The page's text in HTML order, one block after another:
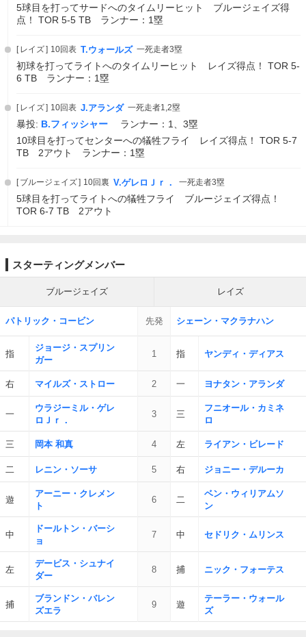
5球目を打ってサードへのタイムリーヒット ブルージェイズ得
点！ TOR 5-5 TB ランナー：1塁
レイズ 10回表 T.ウォールズ 一死走者3塁
初球を打ってライトへのタイムリーヒット レイズ得点！ TOR 5-
6 TB ランナー：1塁
レイズ 10回表 J.アランダ 一死走者1,2塁
暴投: B.フィッシャー ランナー：1、3塁
10球目を打ってセンターへの犠牲フライ レイズ得点！ TOR 5-7
TB 2アウト ランナー：1塁
ブルージェイズ 10回裏 V.ゲレロＪｒ． 一死走者3塁
5球目を打ってライトへの犠牲フライ ブルージェイズ得点！
TOR 6-7 TB 2アウト
スターティングメンバー
ブルージェイズ レイズ
パトリック・コービン 先発 シェーン・マクラナハン
指
ジョージ・スプリン
ガー
1 指 ヤンディ・ディアス
右 マイルズ・ストロー 2 一 ヨナタン・アランダ
一
ウラジーミル・ゲレ
ロＪｒ．
3 三
フニオール・カミネ
ロ
三 岡本 和真 4 左 ライアン・ビレード
二 レニン・ソーサ 5 右 ジョニー・デルーカ
遊
アーニー・クレメン
ト
6 二
ベン・ウィリアムソ
ン
中
ドールトン・バーシ
ョ
7 中 セドリク・ムリンス
左
デービス・シュナイ
ダー
8 捕 ニック・フォーテス
捕
ブランドン・バレン
ズエラ
9 遊
テーラー・ウォール
ズ